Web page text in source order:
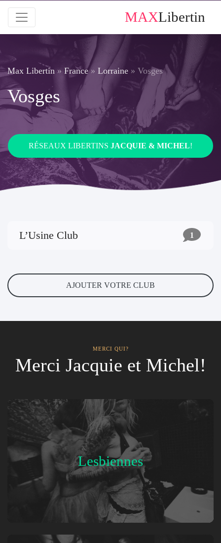
MAXLibertin
Max Libertin » France» Lorraine » Vosges
Vosges
RÉSEAUX LIBERTINS JACQUIE & MICHEL!
L’Usine Club 1
AJOUTER VOTRE CLUB
MERCI QUI?
Merci Jacquie et Michel!
Lesbiennes